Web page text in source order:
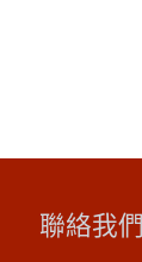
聯絡我們